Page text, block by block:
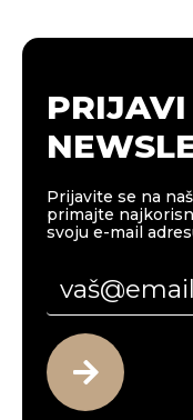
Prijavite se na
primajte
svoju e-mail